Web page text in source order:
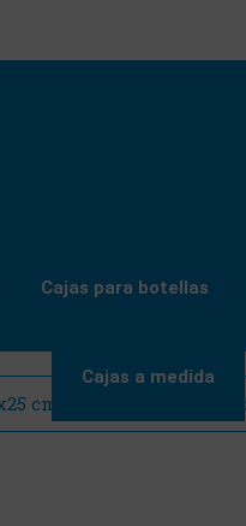
Cajas para botellas
Cajas a medida
cm Canal Sencillo